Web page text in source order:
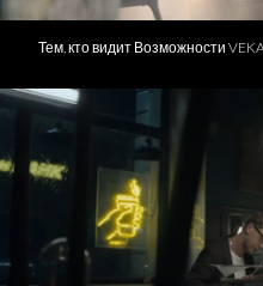
Тем, кто видит Возможности